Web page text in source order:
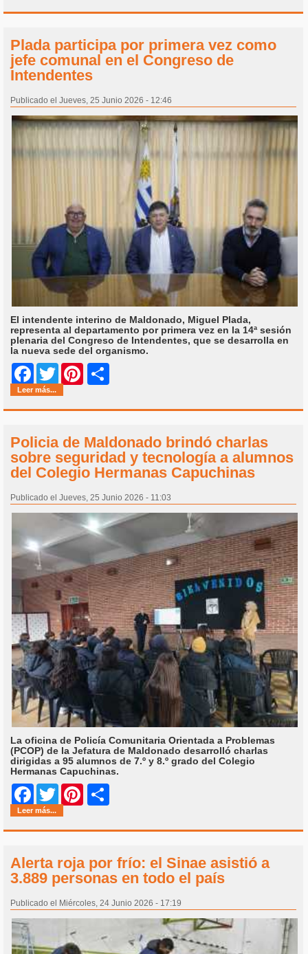
Plada participa por primera vez como
jefe comunal en el Congreso de
Intendentes
Publicado el Jueves, 25 Junio 2026 - 12:46
El intendente interino de Maldonado, Miguel Plada,
representa al departamento por primera vez en la 14ª sesión
plenaria del Congreso de Intendentes, que se desarrolla en
la nueva sede del organismo.
Facebook
Twitter Pinterest
Leer más...
Policia de Maldonado brindó charlas
sobre seguridad y tecnología a alumnos
del Colegio Hermanas Capuchinas
Publicado el Jueves, 25 Junio 2026 - 11:03
La oficina de Policía Comunitaria Orientada a Problemas
(PCOP) de la Jefatura de Maldonado desarrolló charlas
dirigidas a 95 alumnos de 7.º y 8.º grado del Colegio
Hermanas Capuchinas.
Facebook
Twitter Pinterest
Leer más...
Alerta roja por frío: el Sinae asistió a
3.889 personas en todo el país
Publicado el Miércoles, 24 Junio 2026 - 17:19